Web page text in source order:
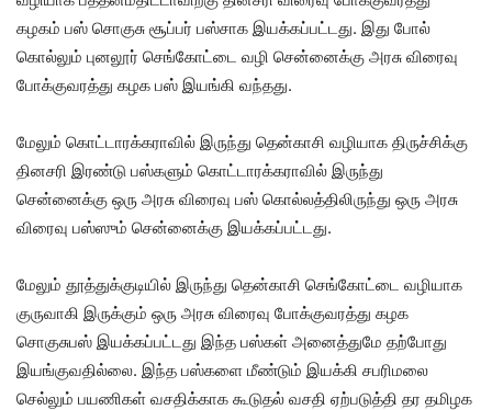
கழகம் பஸ் சொகுசு சூப்பர் பஸ்சாக இயக்கப்பட்டது. இது போல்
கொல்லும் புனலூர் செங்கோட்டை வழி சென்னைக்கு அரசு விரைவு
போக்குவரத்து கழக பஸ் இயங்கி வந்தது.
மேலும் கொட்டாரக்கராவில் இருந்து தென்காசி வழியாக திருச்சிக்கு
தினசரி இரண்டு பஸ்களும் கொட்டாரக்கராவில் இருந்து
சென்னைக்கு ஒரு அரசு விரைவு பஸ் கொல்லத்திலிருந்து ஒரு அரசு
விரைவு பஸ்ஸும் சென்னைக்கு இயக்கப்பட்டது.
மேலும் தூத்துக்குடியில் இருந்து தென்காசி செங்கோட்டை வழியாக
குருவாகி இருக்கும் ஒரு அரசு விரைவு போக்குவரத்து கழக
சொகுசுபஸ் இயக்கப்பட்டது இந்த பஸ்கள் அனைத்துமே தற்போது
இயங்குவதில்லை. இந்த பஸ்களை மீண்டும் இயக்கி சபரிமலை
செல்லும் பயணிகள் வசதிக்காக கூடுதல் வசதி ஏற்படுத்தி தர தமிழக